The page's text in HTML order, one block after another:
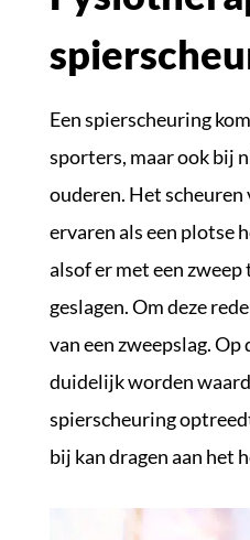
Een spierscheuring
sporters, maar ook bij
ouderen. Het
ervaren als een plotse
alsof er met een
geslagen. Om deze
van een zweepslag. Op
duidelijk worden
spierscheuring
bij kan dragen aan het